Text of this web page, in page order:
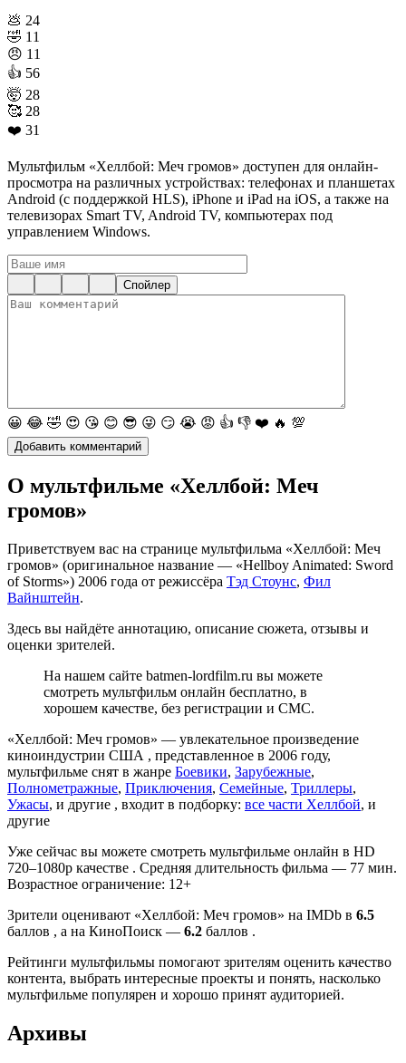
💩 24
🤣 11
😠 11
👍 56
🤯 28
🥰 28
❤️ 31
Мультфильм «Хеллбой: Меч громов» доступен для онлайн-
просмотра на различных устройствах: телефонах и планшетах
Android (с поддержкой HLS), iPhone и iPad на iOS, а также на
телевизорах Smart TV, Android TV, компьютерах под
управлением Windows.
Спойлер
😀 😂 🤣 😍 😘 😊 😎 😜 😏 😭 😡 👍 👎 ❤️ 🔥 💯
О мультфильме «Хеллбой: Меч
громов»
Приветствуем вас на странице мультфильма «Хеллбой: Меч
громов» (оригинальное название — «Hellboy Animated: Sword
of Storms») 2006 года от режиссёра Тэд Стоунс, Фил
Вайнштейн.
Здесь вы найдёте аннотацию, описание сюжета, отзывы и
оценки зрителей.
На нашем сайте batmen-lordfilm.ru вы можете
смотреть мультфильм онлайн бесплатно, в
хорошем качестве, без регистрации и СМС.
«Хеллбой: Меч громов» — увлекательное произведение
киноиндустрии США , представленное в 2006 году,
мультфильме снят в жанре Боевики, Зарубежные,
Полнометражные, Приключения, Семейные, Триллеры,
Ужасы, и другие , входит в подборку: все части Хеллбой, и
другие
Уже сейчас вы можете смотреть мультфильме онлайн в HD
720–1080p качестве . Средняя длительность фильма — 77 мин.
Возрастное ограничение: 12+
Зрители оценивают «Хеллбой: Меч громов» на IMDb в 6.5
баллов , а на КиноПоиск — 6.2 баллов .
Рейтинги мультфильмы помогают зрителям оценить качество
контента, выбрать интересные проекты и понять, насколько
мультфильме популярен и хорошо принят аудиторией.
Архивы